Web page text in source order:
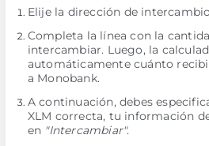
Elije la dirección de
Completa la línea con la
intercambiar. Luego, la
automáticamente cuánto
a Monobank.
A continuación, debes
XLM correcta, tu información
en "Intercambiar".